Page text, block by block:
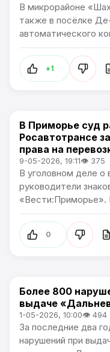
В микрорайоне
также в посёлке
автоматического
+1
Новости
В Приморье суд
Росавтотрансе
права на
9-05-2026, 19:11👁 375
В уголовном деле о
руководители
«Вести:Приморье».
0
Новости
Более 800
выдаче
1-05-2026, 10:00👁 494
За последние два
нарушений при